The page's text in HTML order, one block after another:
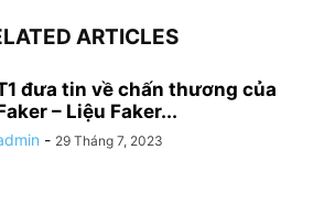
ARTICLES
đưa tin về chấn thương của
– Liệu Faker...
- 29 Tháng 7, 2023